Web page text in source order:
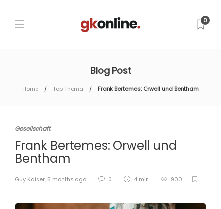
0
Blog Post
Home Top Thema Frank Bertemes: Orwell und Bentham
Gesellschaft
Frank Bertemes: Orwell und
Bentham
Guy Kaiser, 5 months ago 0 4 min 900